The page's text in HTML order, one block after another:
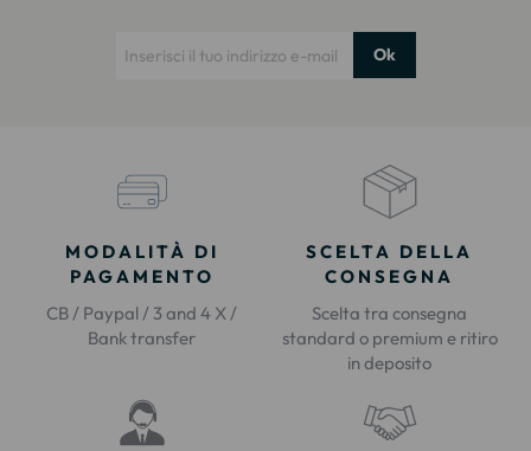
Ok
MODALITÀ DI
PAGAMENTO
CB / Paypal / 3 and 4 X /
Bank transfer
SCELTA DELLA
CONSEGNA
Scelta tra consegna
standard o premium e ritiro
in deposito